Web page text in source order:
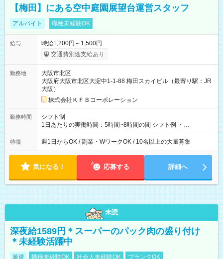
【梅田】にある空中庭園展望台運営スタッフ
アルバイト 職種未経験OK
給与
時給1,200円～1,500円
交通費別途支給あり
勤務地
大阪市北区
大阪府大阪市北区大淀中1-1-88 梅田スカイビル（最寄り駅：JR
大阪）
株式会社ＫＦＢコーポレーション
勤務時間
シフト制
1日あたりの実働時間：5時間~8時間の間 シフト例 ・
9:30~18:00 実働7.5時間 ・9:30~14:30 実働5時間 ・
16:00~21:30 実働5.5時間
特徴 週1日からOK / 副業・WワークOK / 10名以上の大量募集
気になる！ 応募する 詳細へ
未読
深夜給1589円＊スーパーのパック肉の盛り付け
＊未経験活躍中
派遣 職種未経験OK 社会人未経験OK ブランクOK